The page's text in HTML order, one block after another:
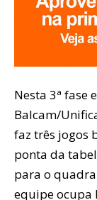
Nesta 3ª fase
Balcam/
faz três jogos
ponta da
para o
equipe ocupa